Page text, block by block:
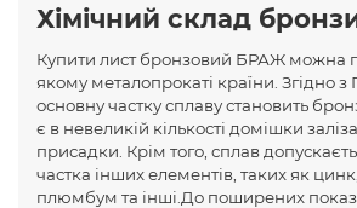
Хімічний склад
Купити лист бронзовий БРАЖ можна
якому металопрокаті країни. Згідно
основну частку сплаву становить
є в невеликій кількості домішки
присадки. Крім того, сплав
частка інших елементів, таких як
плюмбум та інші.До поширених